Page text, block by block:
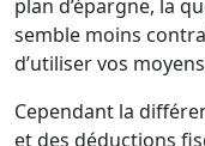
plan d’épargne, la
semble moins
d’utiliser vos
Cependant la
et des déductions